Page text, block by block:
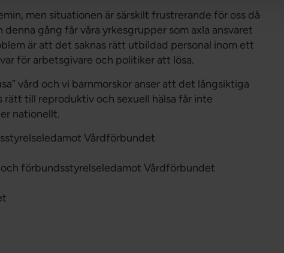
men situationen är särskilt frustrerande för oss då
gång får våra yrkesgrupper som axla ansvaret
är att det saknas rätt utbildad personal inom ett
för arbetsgivare och politiker att lösa.
vård och vi barnmorskor anser att det långsiktiga
till reproduktiv och sexuell hälsa får inte
nationellt.
Vårdförbundet
och förbundsstyrelseledamot Vårdförbundet